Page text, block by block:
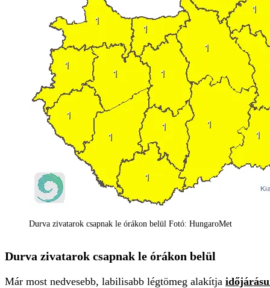
Durva zivatarok csapnak le órákon belül Fotó: HungaroMet
Durva zivatarok csapnak le órákon belül
Már most nedvesebb, labilisabb légtömeg alakítja